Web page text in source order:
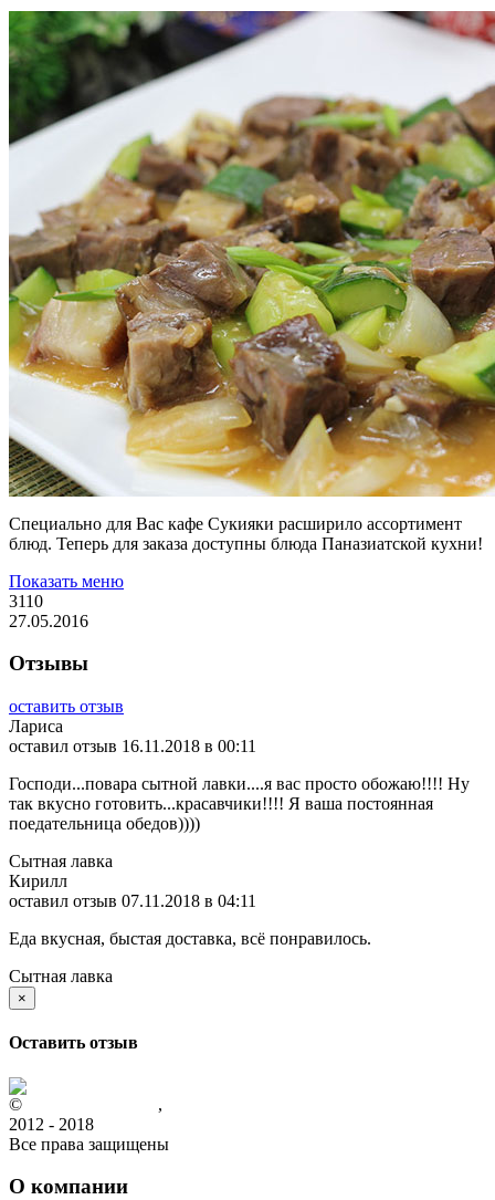
Специально для Вас кафе Сукияки расширило ассортимент
блюд. Теперь для заказа доступны блюда Паназиатской кухни!
Показать меню
3110
27.05.2016
Отзывы
оставить отзыв
Лариса
оставил отзыв 16.11.2018 в 00:11
Господи...повара сытной лавки....я вас просто обожаю!!!! Ну
так вкусно готовить...красавчики!!!! Я ваша постоянная
поедательница обедов))))
Сытная лавка
Кирилл
оставил отзыв 07.11.2018 в 04:11
Еда вкусная, быстая доставка, всё понравилось.
Сытная лавка
×
Оставить отзыв
©
,
2012 - 2018
Все права защищены
О компании